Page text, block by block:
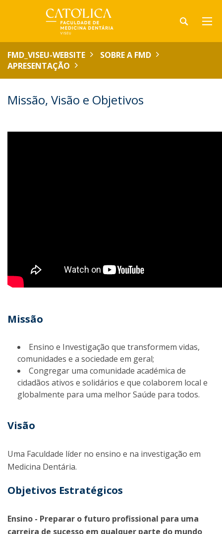
FMD_VISEU-WEBSITE
SOBRE A FMD
APRESENTAÇÃO
Missão, Visão e Objetivos
Missão
Ensino e Investigação que transformem vidas,
comunidades e a sociedade em geral;
Congregar uma comunidade académica de
cidadãos ativos e solidários e que colaborem local e
globalmente para uma melhor Saúde para todos.
Visão
Uma Faculdade líder no ensino e na investigação em
Medicina Dentária.
Objetivos Estratégicos
Ensino - Preparar o futuro profissional para uma
carreira de sucesso em qualquer parte do mundo